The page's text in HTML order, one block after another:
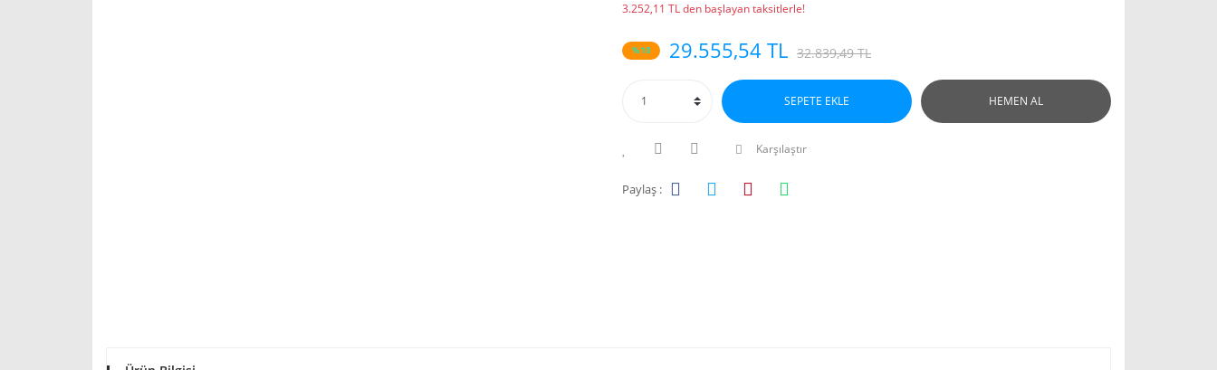
3.252,11 TL den başlayan taksitlerle!
%10 29.555,54 TL 32.839,49 TL
SEPETE EKLE HEMEN AL
Karşılaştır
Paylaş :